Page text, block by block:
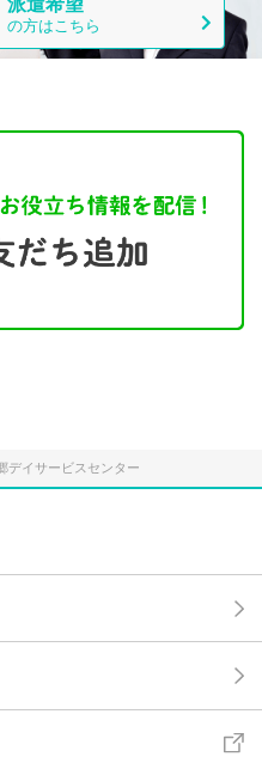
の方はこちら
デイサービスセンター